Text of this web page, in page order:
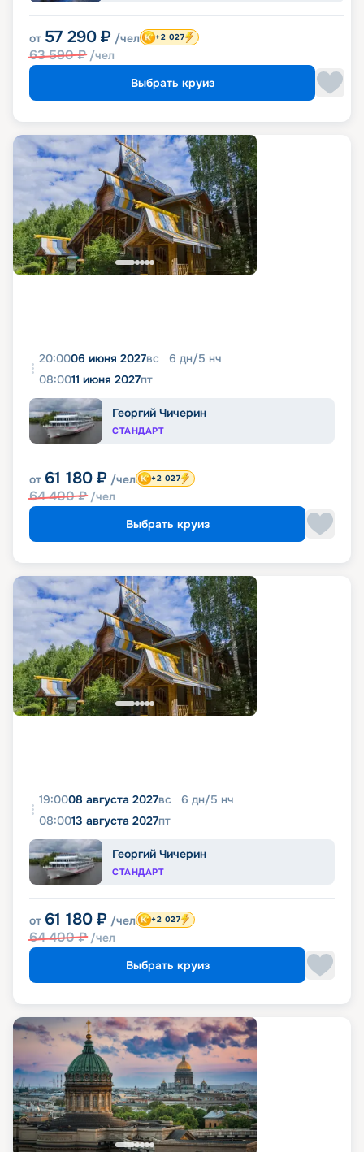
от 57 290 ₽ /чел
63 590₽ /чел
+2 027
Выбрать круиз
20:0006 июня 2027вс 6 дн/5 нч
08:0011 июня 2027пт
Георгий Чичерин
СТАНДАРТ
от 61 180 ₽ /чел
64 400₽ /чел
+2 027
Выбрать круиз
19:0008 августа 2027вс 6 дн/5 нч
08:0013 августа 2027пт
Георгий Чичерин
СТАНДАРТ
от 61 180 ₽ /чел
64 400₽ /чел
+2 027
Выбрать круиз